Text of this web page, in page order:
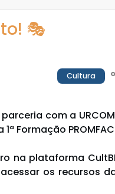
🎭
Cultura
com a
Formação
na plataforma
os recursos